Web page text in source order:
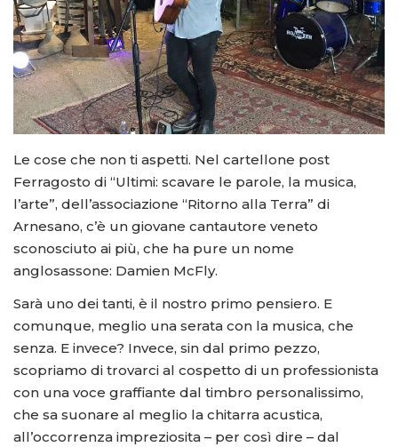
Le cose che non ti aspetti. Nel cartellone post
Ferragosto di “Ultimi: scavare le parole, la musica,
l’arte”, dell’associazione “Ritorno alla Terra” di
Arnesano, c’è un giovane cantautore veneto
sconosciuto ai più, che ha pure un nome
anglosassone: Damien McFly.
Sarà uno dei tanti, è il nostro primo pensiero. E
comunque, meglio una serata con la musica, che
senza. E invece? Invece, sin dal primo pezzo,
scopriamo di trovarci al cospetto di un professionista
con una voce graffiante dal timbro personalissimo,
che sa suonare al meglio la chitarra acustica,
all’occorrenza impreziosita – per così dire – dal